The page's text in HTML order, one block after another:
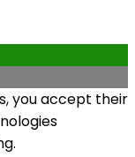
you accept their